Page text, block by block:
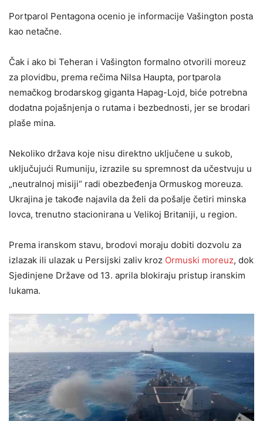
Portparol Pentagona ocenio je informacije Vašington posta
kao netačne.
Čak i ako bi Teheran i Vašington formalno otvorili moreuz
za plovidbu, prema rečima Nilsa Haupta, portparola
nemačkog brodarskog giganta Hapag-Lojd, biće potrebna
dodatna pojašnjenja o rutama i bezbednosti, jer se brodari
plaše mina.
Nekoliko država koje nisu direktno uključene u sukob,
uključujući Rumuniju, izrazile su spremnost da učestvuju u
„neutralnoj misiji“ radi obezbeđenja Ormuskog moreuza.
Ukrajina je takođe najavila da želi da pošalje četiri minska
lovca, trenutno stacionirana u Velikoj Britaniji, u region.
Prema iranskom stavu, brodovi moraju dobiti dozvolu za
izlazak ili ulazak u Persijski zaliv kroz Ormuski moreuz, dok
Sjedinjene Države od 13. aprila blokiraju pristup iranskim
lukama.